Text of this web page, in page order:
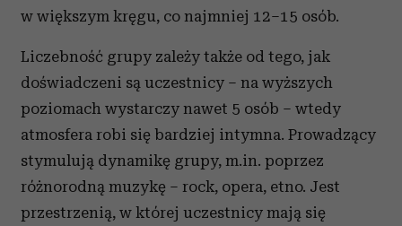
w większym kręgu, co najmniej 12–15 osób.
Liczebność grupy zależy także od tego, jak
doświadczeni są uczestnicy – na wyższych
poziomach wystarczy nawet 5 osób – wtedy
atmosfera robi się bardziej intymna. Prowadzący
stymulują dynamikę grupy, m.in. poprzez
różnorodną muzykę – rock, opera, etno. Jest
przestrzenią, w której uczestnicy mają się